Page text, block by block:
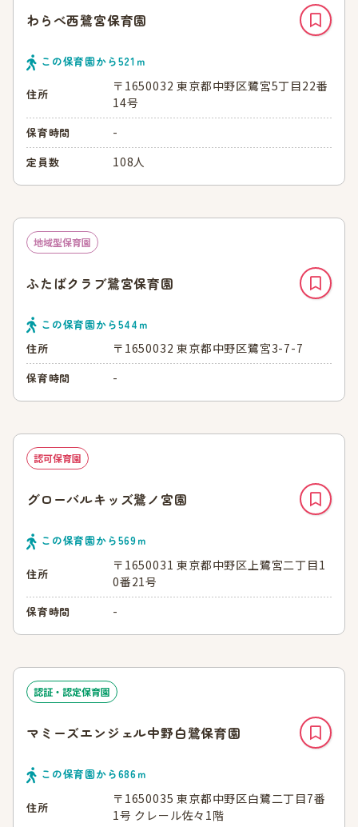
わらべ西鷺宮保育園
この保育園から521 ｍ
住所
〒1650032 東京都中野区鷺宮5丁目22番
14号
保育時間 -
定員数 108人
地域型保育園
ふたばクラブ鷺宮保育園
この保育園から544 ｍ
住所
〒1650032 東京都中野区鷺宮3-7-7
保育時間 -
認可保育園
グローバルキッズ鷺ノ宮園
この保育園から569ｍ
住所
〒1650031 東京都中野区上鷺宮二丁目1
0番21号
保育時間 -
認証・認定保育園
マミーズエンジェル中野白鷺保育園
この保育園から686ｍ
住所
〒1650035 東京都中野区白鷺二丁目7番
1号 クレール佐々1階